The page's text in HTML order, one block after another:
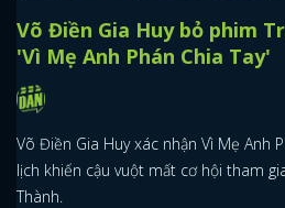
Võ Điền Gia Huy bỏ phim
'Vì Mẹ Anh Phán Chia Tay'
Võ Điền Gia Huy xác nhận Vì Mẹ Anh
lịch khiến cậu vuột mất cơ hội tham
Thành.